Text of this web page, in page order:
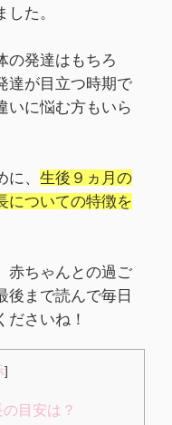
た。
の発達はもちろ
達が目立つ時期で
いに悩む方もいら
、 生後９ヵ月の
についての特徴を
赤ちゃんとの過ご
後まで読んで毎日
ださいね！
]
目安は？